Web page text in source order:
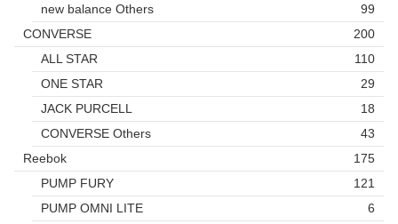
new balance Others
99
CONVERSE
200
ALL STAR
110
ONE STAR
29
JACK PURCELL
18
CONVERSE Others
43
Reebok
175
PUMP FURY
121
PUMP OMNI LITE
6